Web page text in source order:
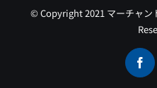
© Copyright 2021 マーチャン